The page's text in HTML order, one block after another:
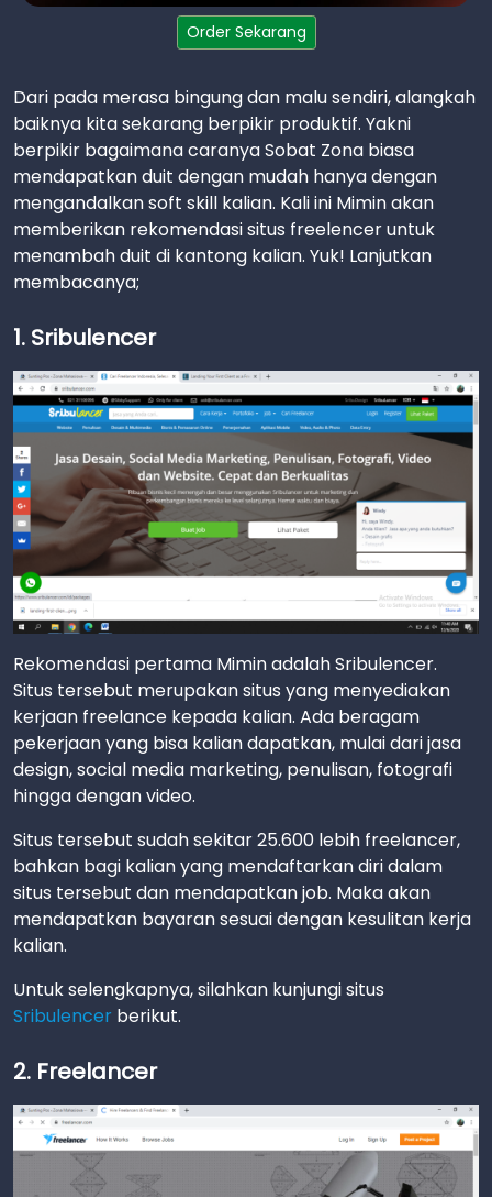
Order Sekarang
Dari pada merasa bingung dan malu sendiri, alangkah
baiknya kita sekarang berpikir produktif. Yakni
berpikir bagaimana caranya Sobat Zona biasa
mendapatkan duit dengan mudah hanya dengan
mengandalkan soft skill kalian. Kali ini Mimin akan
memberikan rekomendasi situs freelencer untuk
menambah duit di kantong kalian. Yuk! Lanjutkan
membacanya;
1. Sribulencer
Rekomendasi pertama Mimin adalah Sribulencer.
Situs tersebut merupakan situs yang menyediakan
kerjaan freelance kepada kalian. Ada beragam
pekerjaan yang bisa kalian dapatkan, mulai dari jasa
design, social media marketing, penulisan, fotografi
hingga dengan video.
Situs tersebut sudah sekitar 25.600 lebih freelancer,
bahkan bagi kalian yang mendaftarkan diri dalam
situs tersebut dan mendapatkan job. Maka akan
mendapatkan bayaran sesuai dengan kesulitan kerja
kalian.
Untuk selengkapnya, silahkan kunjungi situs
Sribulencer berikut.
2. Freelancer